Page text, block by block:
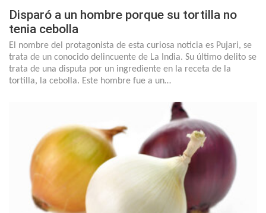
Disparó a un hombre porque su tortilla no
tenia cebolla
El nombre del protagonista de esta curiosa noticia es Pujari, se
trata de un conocido delincuente de La India. Su último delito se
trata de una disputa por un ingrediente en la receta de la
tortilla, la cebolla. Este hombre fue a un…